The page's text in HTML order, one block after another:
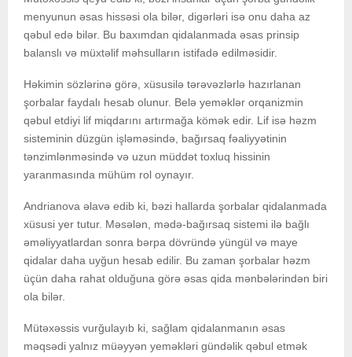
menyunun əsas hissəsi ola bilər, digərləri isə onu daha az
qəbul edə bilər. Bu baxımdan qidalanmada əsas prinsip
balanslı və müxtəlif məhsulların istifadə edilməsidir.
Həkimin sözlərinə görə, xüsusilə tərəvəzlərlə hazırlanan
şorbalar faydalı hesab olunur. Belə yeməklər orqanizmin
qəbul etdiyi lif miqdarını artırmağa kömək edir. Lif isə həzm
sisteminin düzgün işləməsində, bağırsaq fəaliyyətinin
tənzimlənməsində və uzun müddət toxluq hissinin
yaranmasında mühüm rol oynayır.
Andrianova əlavə edib ki, bəzi hallarda şorbalar qidalanmada
xüsusi yer tutur. Məsələn, mədə-bağırsaq sistemi ilə bağlı
əməliyyatlardan sonra bərpa dövründə yüngül və maye
qidalar daha uyğun hesab edilir. Bu zaman şorbalar həzm
üçün daha rahat olduğuna görə əsas qida mənbələrindən biri
ola bilər.
Mütəxəssis vurğulayıb ki, sağlam qidalanmanın əsas
məqsədi yalnız müəyyən yeməkləri gündəlik qəbul etmək